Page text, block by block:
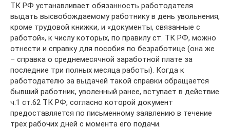
ТК РФ устанавливает обязанность работодателя
выдать высвобождаемому работнику в день увольнения,
кроме трудовой книжки, и «документы, связанные с
работой», к числу которых, по правилу ст. ТК РФ, можно
отнести и справку для пособия по безработице (она же
– справка о среднемесячной заработной плате за
последние три полных месяца работы). Когда к
работодателю за выдачей такой справки обращается
бывший работник, уволенный ранее, вступает в действие
ч.1 ст.62 ТК РФ, согласно которой документ
предоставляется по письменному заявлению в течение
трех рабочих дней с момента его подачи.